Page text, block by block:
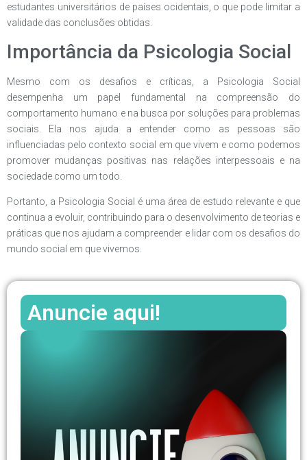
estudantes universitários de países ocidentais, o que pode limitar a
validade das conclusões obtidas.
Importância da Psicologia Social
Mesmo com os desafios e críticas, a Psicologia Social
desempenha um papel fundamental na compreensão do
comportamento humano e na busca por soluções para problemas
sociais. Ela nos ajuda a entender como as pessoas são
influenciadas pelo contexto social em que vivem e como podemos
promover mudanças positivas nas relações interpessoais e na
sociedade como um todo.
Portanto, a Psicologia Social é uma área de estudo relevante e que
continua a evoluir, contribuindo para o desenvolvimento de teorias e
práticas que nos ajudam a compreender e lidar com os desafios do
mundo social em que vivemos.
Anuncie aqui!